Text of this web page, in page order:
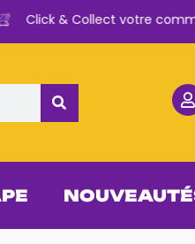
Click & Collect votre